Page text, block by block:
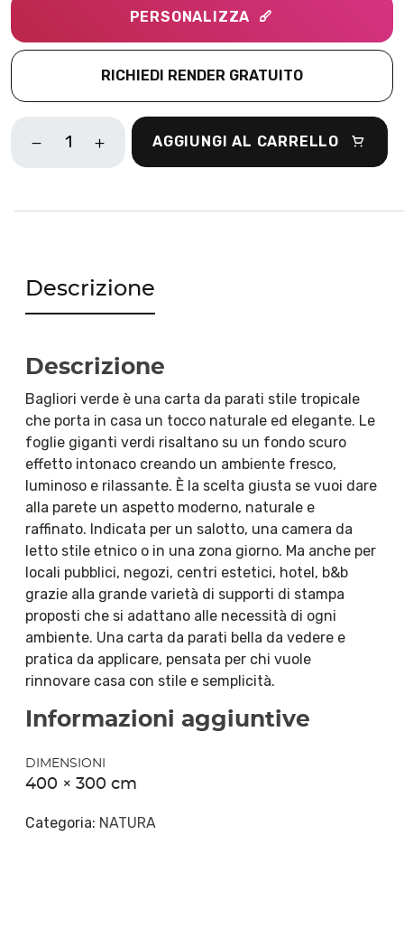
PERSONALIZZA
RICHIEDI RENDER GRATUITO
BAGLIORI
AGGIUNGI AL CARRELLO
Descrizione
Descrizione
Bagliori verde è una carta da parati stile tropicale
che porta in casa un tocco naturale ed elegante. Le
foglie giganti verdi risaltano su un fondo scuro
effetto intonaco creando un ambiente fresco,
luminoso e rilassante. È la scelta giusta se vuoi dare
alla parete un aspetto moderno, naturale e
raffinato. Indicata per un salotto, una camera da
letto stile etnico o in una zona giorno. Ma anche per
locali pubblici, negozi, centri estetici, hotel, b&b
grazie alla grande varietà di supporti di stampa
proposti che si adattano alle necessità di ogni
ambiente. Una carta da parati bella da vedere e
pratica da applicare, pensata per chi vuole
rinnovare casa con stile e semplicità.
Informazioni aggiuntive
DIMENSIONI
400 × 300 cm
Categoria: NATURA